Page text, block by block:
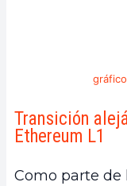
Transición
Ethereum L1
Como parte de